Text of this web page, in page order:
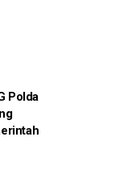
Polda